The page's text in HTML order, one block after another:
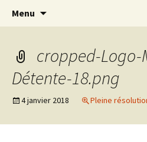
Musique
Laissez vous emporter
Menu
cropped-Logo-
Détente-18.png
4 janvier 2018 Pleine